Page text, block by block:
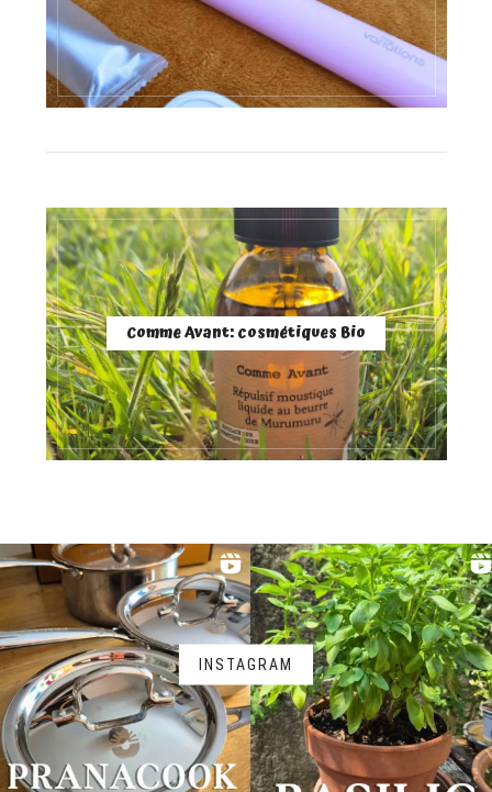
Comme Avant: cosmétiques Bio
INSTAGRAM